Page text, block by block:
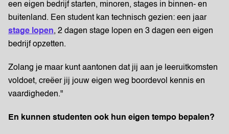
een eigen bedrijf starten, minoren, stages in binnen- en
buitenland. Een student kan technisch gezien: een jaar
stage lopen, 2 dagen stage lopen en 3 dagen een eigen
bedrijf opzetten.
Zolang je maar kunt aantonen dat jij aan je leeruitkomsten
voldoet, creëer jij jouw eigen weg boordevol kennis en
vaardigheden."
En kunnen studenten ook hun eigen tempo bepalen?